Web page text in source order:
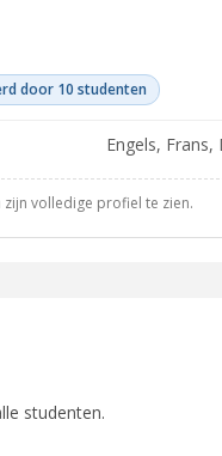
door 10 studenten
Engels,
volledige profiel te zien.
studenten.